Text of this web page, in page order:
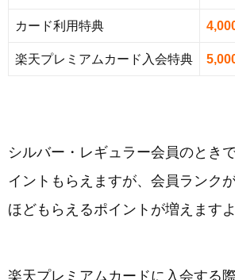
カード利用特典
楽天プレミアムカード入会特典
シルバー・レギュラー会員のとき
イントもらえますが、会員ランク
ほどもらえるポイントが増えますよ
楽天プレミアムカードに入会する